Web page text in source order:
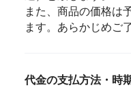
また、商品の価格は
ます。あらかじめご
代金の支払方法・時